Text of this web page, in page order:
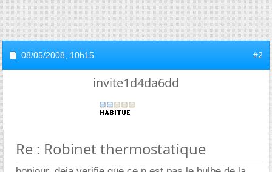
08/05/2008, 10h15 #2
invite1d4da6dd
Re : Robinet thermostatique